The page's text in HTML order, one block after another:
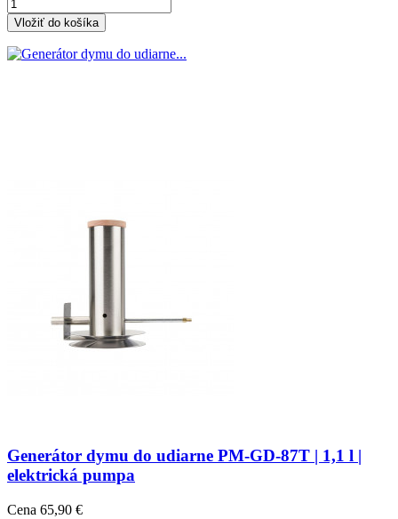
Vložiť do košíka
Generátor dymu do udiarne PM-GD-87T | 1,1 l |
elektrická pumpa
Cena 65,90 €